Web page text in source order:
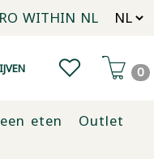
WITHIN NL
0
eten
Outlet